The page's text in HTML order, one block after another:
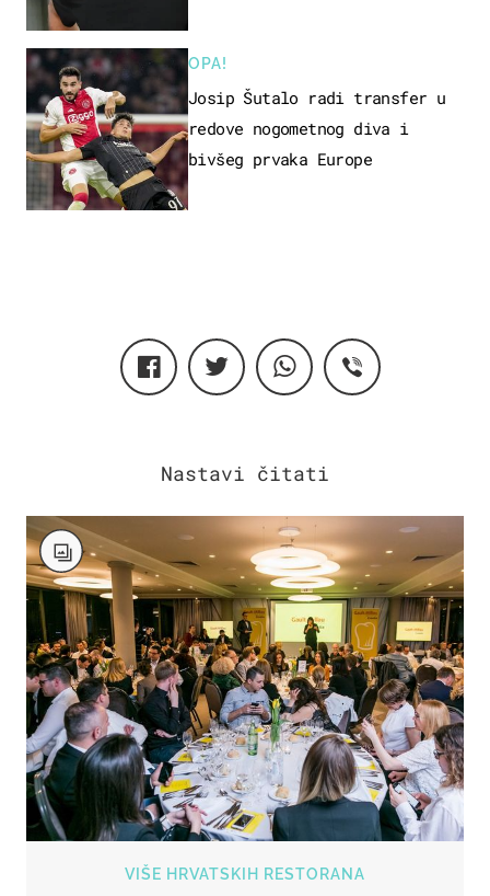
OPA!
Josip Šutalo radi transfer u
redove nogometnog diva i
bivšeg prvaka Europe
VIŠE HRVATSKIH RESTORANA